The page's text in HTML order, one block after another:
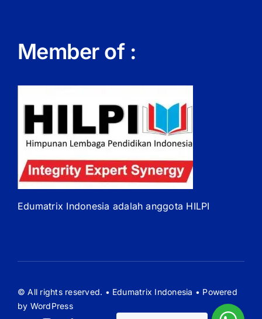
Member of :
Edumatrix Indonesia adalah anggota HILPI
© All rights reserved. • Edumatrix Indonesia • Powered
by WordPress